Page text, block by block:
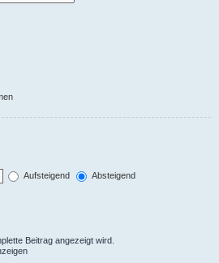
Aufsteigend
Absteigend
Beitrag angezeigt wird.